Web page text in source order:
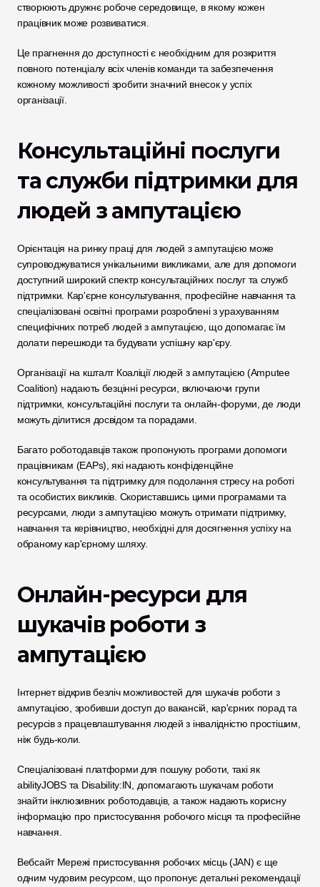
створюють дружнє робоче середовище, в якому кожен
працівник може розвиватися.
Це прагнення до доступності є необхідним для розкриття
повного потенціалу всіх членів команди та забезпечення
кожному можливості зробити значний внесок у успіх
організації.
Консультаційні послуги
та служби підтримки для
людей з ампутацією
Орієнтація на ринку праці для людей з ампутацією може
супроводжуватися унікальними викликами, але для допомоги
доступний широкий спектр консультаційних послуг та служб
підтримки. Кар'єрне консультування, професійне навчання та
спеціалізовані освітні програми розроблені з урахуванням
специфічних потреб людей з ампутацією, що допомагає їм
долати перешкоди та будувати успішну кар'єру.
Організації на кшталт Коаліції людей з ампутацією (Amputee
Coalition) надають безцінні ресурси, включаючи групи
підтримки, консультаційні послуги та онлайн-форуми, де люди
можуть ділитися досвідом та порадами.
Багато роботодавців також пропонують програми допомоги
працівникам (EAPs), які надають конфіденційне
консультування та підтримку для подолання стресу на роботі
та особистих викликів. Скориставшись цими програмами та
ресурсами, люди з ампутацією можуть отримати підтримку,
навчання та керівництво, необхідні для досягнення успіху на
обраному кар'єрному шляху.
Онлайн-ресурси для
шукачів роботи з
ампутацією
Інтернет відкрив безліч можливостей для шукачів роботи з
ампутацією, зробивши доступ до вакансій, кар'єрних порад та
ресурсів з працевлаштування людей з інвалідністю простішим,
ніж будь-коли.
Спеціалізовані платформи для пошуку роботи, такі як
abilityJOBS та Disability:IN, допомагають шукачам роботи
знайти інклюзивних роботодавців, а також надають корисну
інформацію про пристосування робочого місця та професійне
навчання.
Вебсайт Мережі пристосування робочих місць (JAN) є ще
одним чудовим ресурсом, що пропонує детальні рекомендації